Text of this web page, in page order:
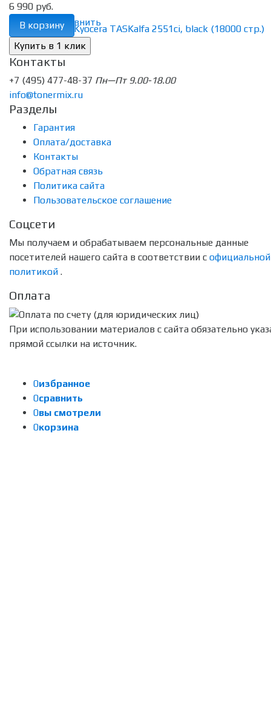
избранное сравнить
6 990 руб.
В корзину
Контакты
+7 (495) 477-48-37 Пн—Пт 9.00-18.00
info@tonermix.ru
Разделы
Гарантия
Оплата/доставка
Контакты
Обратная связь
Политика сайта
Пользовательское соглашение
Соцсети
Мы получаем и обрабатываем персональные данные
посетителей нашего сайта в соответствии с официальной
политикой .
Оплата
При использовании материалов с сайта обязательно
прямой ссылки на источник.
0избранное
0сравнить
0вы смотрели
0корзина